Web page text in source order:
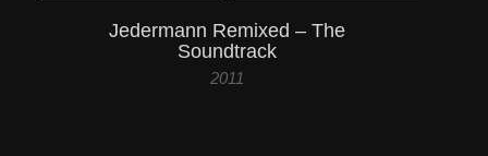
Jedermann Remixed – The
Soundtrack
2011